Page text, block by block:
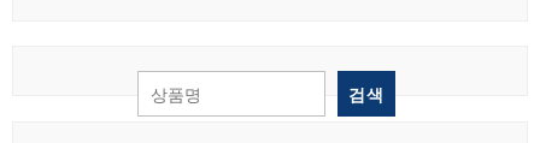
검색